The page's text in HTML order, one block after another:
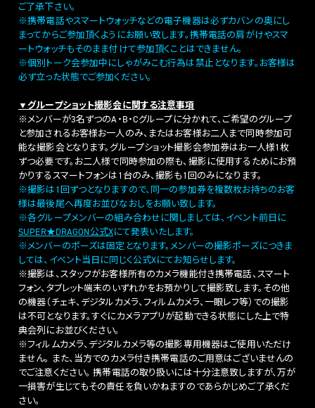
ご了承下さい。
※携帯電話やスマートウォッチなどの電子機器は必ずカバンの奥にし
まってからご参加頂くようにお願い致します。携帯電話の肩がけやスマ
ートウォッチもそのまま付けて参加頂くことはできません。
※個別トーク会参加中にしゃがみこむ行為は禁止となります。お客様は
必ず立った状態でご参加ください。
▼グループショット撮影会に関する注意事項
※メンバーが3名ずつのA・B・Cグループに分かれて、ご希望のグループ
と参加されるお客様お一人のみ、またはお客様お二人まで同時参加可
能な撮影会となります。グループショット撮影会参加券はお一人様1枚
ずつ必要です。お二人様で同時参加の際も、撮影に使用するためにお預
かりするスマートフォンは1台のみ、撮影も1回のみになります。
※撮影は1回ずつとなりますので、同一の参加券を複数枚お持ちのお客
様は最後尾へ再度お並びなおしをお願い致します。
※各グループメンバーの組み合わせに関しましては、イベント前日に
SUPER★DRAGON公式Xにて発表いたします。
※メンバーのポーズは固定となります。メンバーの撮影ポーズにつきま
しては、イベント当日に同じく公式Xにてお知らせします。
※撮影は、スタッフがお客様所有のカメラ機能付き携帯電話、スマート
フォン、タブレット端末のいずれかをお預かりして撮影致します。その他
の機器（チェキ、デジタルカメラ、フィルムカメラ、一眼レフ等）での撮影
は不可となります。すぐにカメラアプリが起動できる状態にした上で特
典会列にお並びください。
※フィルムカメラ、デジタルカメラ等の撮影専用機器はご使用いただけ
ません。 また、当方でのカメラ付き携帯電話のご用意はございませんの
でご注意ください。 携帯電話の取り扱いには十分注意致しますが、万が
一損害が生じてもその責任を負いかねますのであらかじめご了承くだ
さい。